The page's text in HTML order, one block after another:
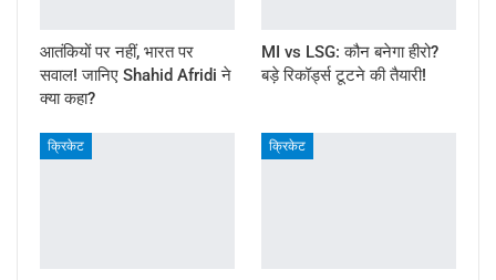
आतंकियों पर नहीं, भारत पर
सवाल! जानिए Shahid Afridi ने
क्या कहा?
MI vs LSG: कौन बनेगा हीरो?
बड़े रिकॉर्ड्स टूटने की तैयारी!
क्रिकेट क्रिकेट